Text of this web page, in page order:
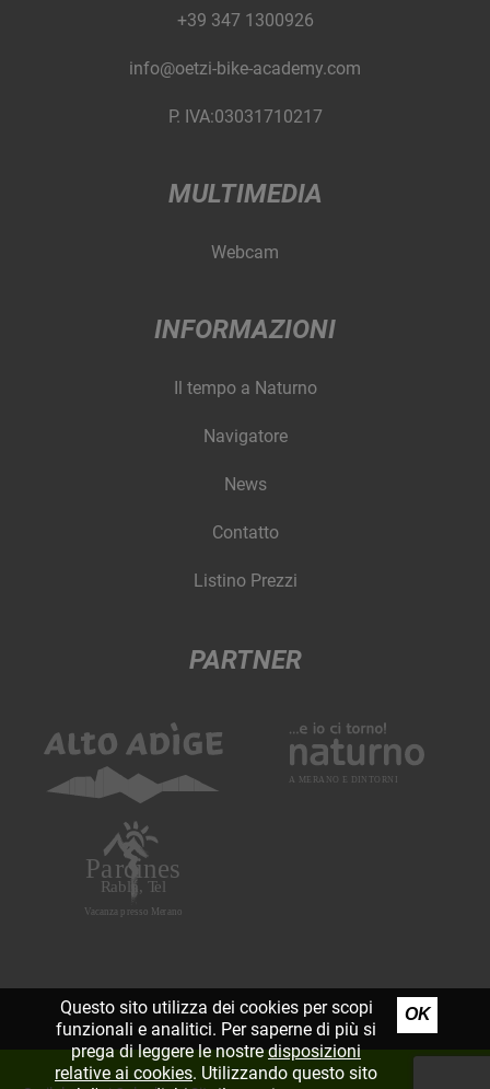
+39 347 1300926
info@oetzi-bike-academy.com
P. IVA:03031710217
MULTIMEDIA
Webcam
INFORMAZIONI
Il tempo a Naturno
Navigatore
News
Contatto
Listino Prezzi
PARTNER
Questo sito utilizza dei cookies per scopi
funzionali e analitici. Per saperne di più si
prega di leggere le nostredisposizioni
relative ai cookies. Utilizzando questo sito
OK